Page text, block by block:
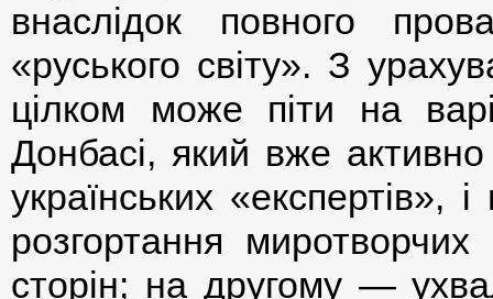
внаслідок повного
«руського світу». З
цілком може піти на
Донбасі, який вже
українських
розгортання
сторін; на другому —